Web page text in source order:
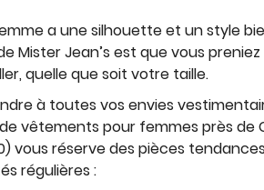
a une silhouette et un style
Mister Jean’s est que vous preniez
quelle que soit votre taille.
à toutes vos envies
vêtements pour femmes près de
vous réserve des pièces
régulières :